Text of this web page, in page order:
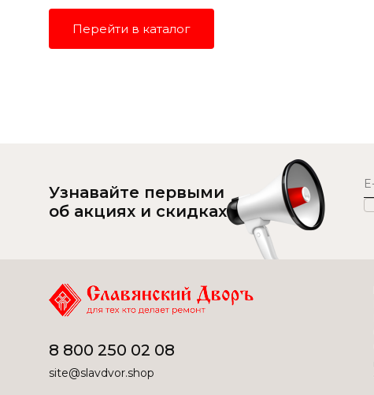
Сухие смеси
Перейти в каталог
Узнавайте первыми
об акциях и скидках
8 800 250 02 08
site@slavdvor.shop